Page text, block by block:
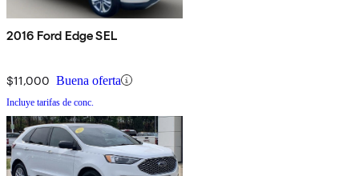
2016 Ford Edge SEL
$11,000 Buena oferta
Incluye tarifas de conc.